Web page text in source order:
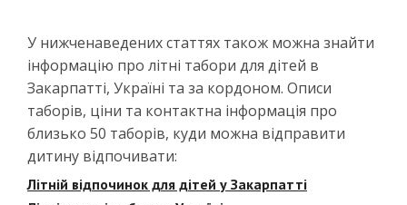
У нижченаведених статтях також можна знайти
інформацію про літні табори для дітей в
Закарпатті, Україні та за кордоном. Описи
таборів, ціни та контактна інформація про
близько 50 таборів, куди можна відправити
дитину відпочивати:
Літній відпочинок для дітей у Закарпатті